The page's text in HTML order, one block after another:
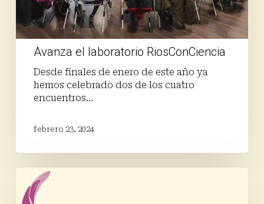
Avanza el laboratorio RiosConCiencia
Desde finales de enero de este año ya
hemos celebrado dos de los cuatro
encuentros…
febrero 23, 2024
disponible
el